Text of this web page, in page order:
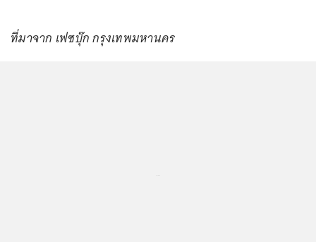
ที่มาจาก เฟซบุ๊ก กรุงเทพมหานคร